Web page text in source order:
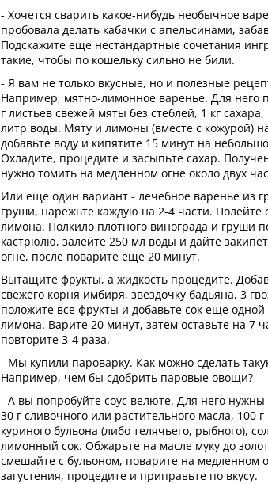
- Хочется сварить какое-нибудь необычное
пробовала делать кабачки с апельсинами,
Подскажите еще нестандартные сочетания
такие, чтобы по кошельку сильно не били.
- Я вам не только вкусные, но и полезные
Например, мятно-лимонное варенье. Для него
г листьев свежей мяты без стеблей, 1 кг
литр воды. Мяту и лимоны (вместе с кожурой)
добавьте воду и кипятите 15 минут на
Охладите, процедите и засыпьте сахар.
нужно томить на медленном огне около двух
Или еще один вариант - лечебное варенье из
груши, нарежьте каждую на 2-4 части. Полейте
лимона. Полкило плотного винограда и груши
кастрюлю, залейте 250 мл воды и дайте
огне, после поварите еще 20 минут.
Вытащите фрукты, а жидкость процедите.
свежего корня имбиря, звездочку бадьяна, 3
положите все фрукты и добавьте сок еще
лимона. Варите 20 минут, затем оставьте на 7
повторите 3-4 раза.
- Мы купили пароварку. Как можно сделать
Например, чем бы сдобрить паровые овощи?
- А вы попробуйте соус велюте. Для него нужны
30 г сливочного или растительного масла, 100
куриного бульона (либо телячьего, рыбного),
лимонный сок. Обжарьте на масле муку до
смешайте с бульоном, поварите на медленном
загустения, процедите и приправьте по вкусу.